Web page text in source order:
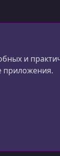
и
приложения.